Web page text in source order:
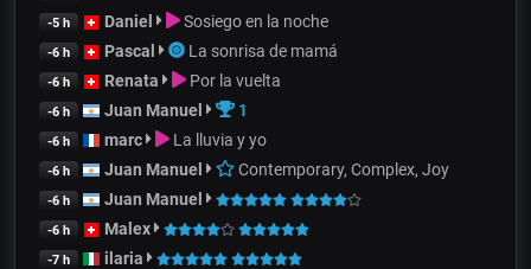
-5 h Daniel Sosiego en la noche
-6 h Pascal La sonrisa de mamá
-6 h Renata Por la vuelta
-6 h Juan Manuel 1
-6 h marc La lluvia y yo
-6 h Juan Manuel Contemporary, Complex, Joy
-6 h Juan Manuel
-6 h Malex
-7 h ilaria